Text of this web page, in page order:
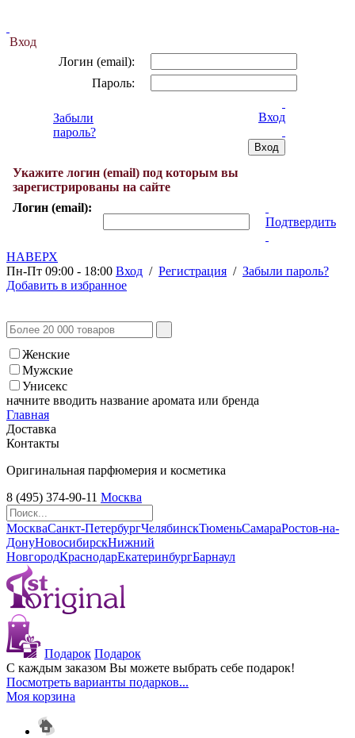
Вход
Логин (email):
Пароль:
Забыли
пароль?
Вход
Укажите логин (email) под которым вы
зарегистрированы на сайте
Логин (email):
Подтвердить
НАВЕРХ
Пн-Пт 09:00 - 18:00 Вход / Регистрация / Забыли пароль?
Добавить в избранное
Женские
Мужские
Унисекс
начните вводить название аромата или бренда
Главная
Доставка
Контакты
Оригинальная парфюмерия и косметика
8 (495) 374-90-11 Москва
МоскваСанкт-ПетербургЧелябинскТюменьСамараРостов-на-
ДонуНовосибирскНижний
НовгородКраснодарЕкатеринбургБарнаул
Подарок Подарок
С каждым заказом Вы можете выбрать себе подарок!
Посмотреть варианты подарков...
Моя корзина